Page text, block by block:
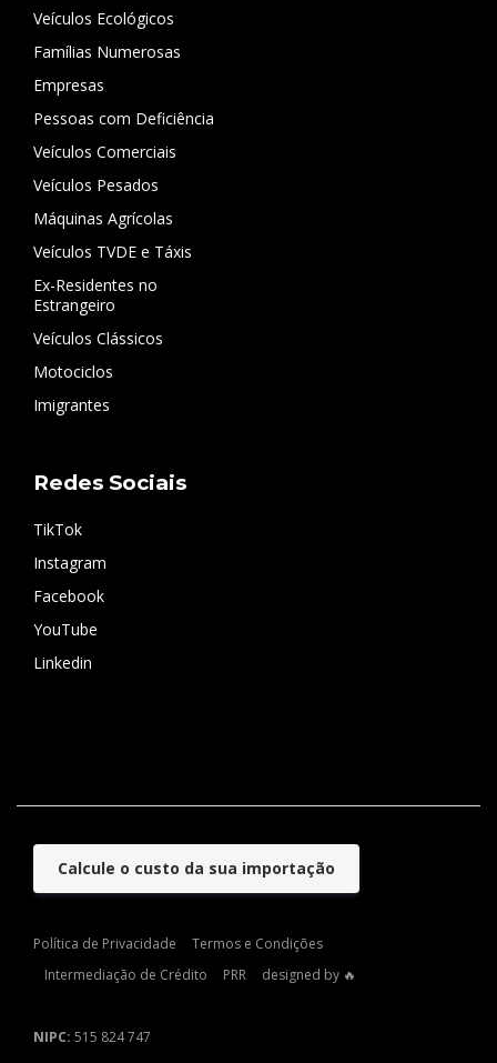
Veículos Ecológicos
Famílias Numerosas
Empresas
Pessoas com Deficiência
Veículos Comerciais
Veículos Pesados
Máquinas Agrícolas
Veículos TVDE e Táxis
Ex-Residentes no
Estrangeiro
Veículos Clássicos
Motociclos
Imigrantes
Redes Sociais
TikTok
Instagram
Facebook
YouTube
Linkedin
Calcule o custo da sua importação
Política de Privacidade
Termos e Condições
Intermediação de Crédito
PRR designed by 🔥
NIPC: 515 824 747